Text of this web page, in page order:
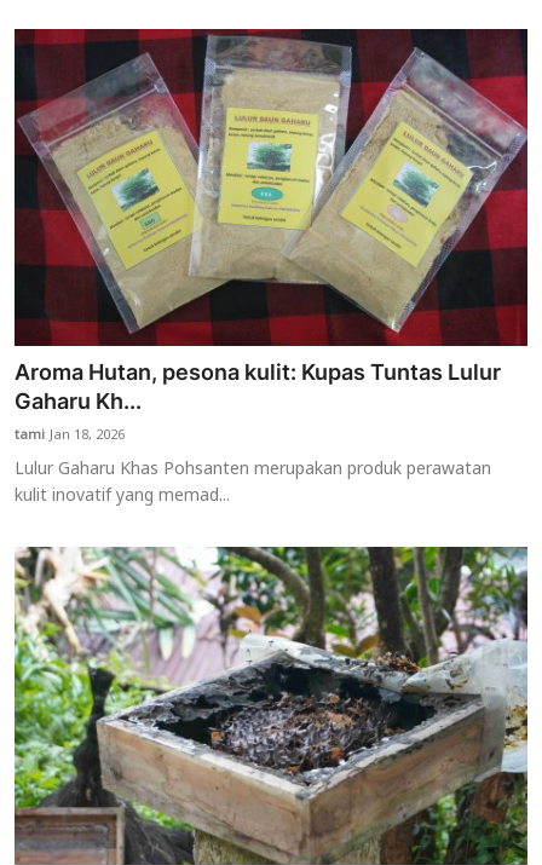
Aroma Hutan, pesona kulit: Kupas Tuntas Lulur
Gaharu Kh...
tamiJan 18, 2026
Lulur Gaharu Khas Pohsanten merupakan produk perawatan
kulit inovatif yang memad...